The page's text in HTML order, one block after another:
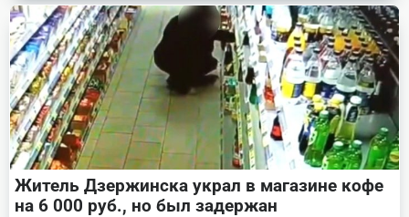
Житель Дзержинска украл в магазине кофе
на 6 000 руб., но был задержан